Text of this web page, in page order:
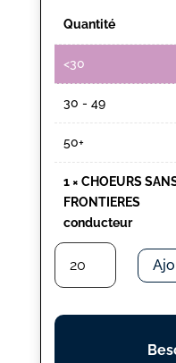
Quantité
<30
30 - 49
50+
1× CHOEURS
FRONTIERES
conducteur
quantité
CHOEURS
SANS